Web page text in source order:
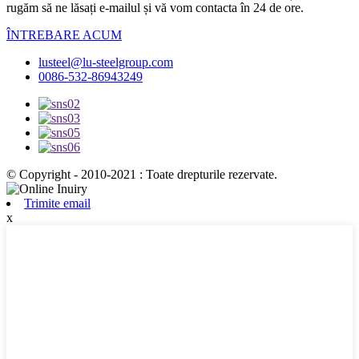
rugăm să ne lăsați e-mailul și vă vom contacta în 24 de ore.
ÎNTREBARE ACUM
lusteel@lu-steelgroup.com
0086-532-86943249
© Copyright - 2010-2021 : Toate drepturile rezervate.
Trimite email
x